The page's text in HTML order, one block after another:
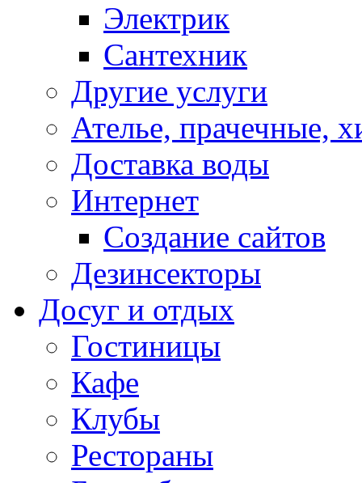
Электрик
Сантехник
Другие услуги
Ателье, прачечные,
Доставка воды
Интернет
Создание сайтов
Дезинсекторы
Досуг и отдых
Гостиницы
Кафе
Клубы
Рестораны